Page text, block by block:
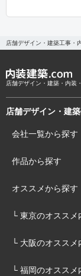
店舗デザイン・建築工事・
店舗デザイン・建築・内装
店舗デザイン・建
会社一覧から探す
作品から探す
オススメから探す
└ 東京のオススメ
└ 大阪のオススメ
└ 福岡のオススメ